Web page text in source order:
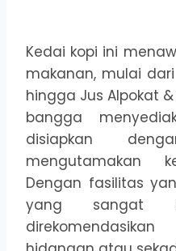
Kedai kopi ini
makanan, mulai
hingga Jus Alpokat
bangga
disiapkan
mengutamakan
Dengan fasilitas
yang sangat